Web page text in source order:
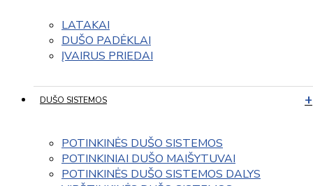
LATAKAI
DUŠO PADĖKLAI
ĮVAIRUS PRIEDAI
DUŠO SISTEMOS
POTINKINĖS DUŠO SISTEMOS
POTINKINIAI DUŠO MAIŠYTUVAI
POTINKINĖS DUŠO SISTEMOS DALYS